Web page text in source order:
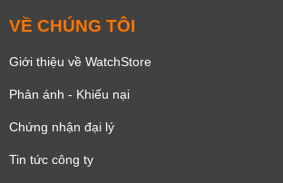
VỀ CHÚNG TÔI
Giới thiệu về WatchStore
Phản ánh - Khiếu nại
Chứng nhận đại lý
Tin tức công ty